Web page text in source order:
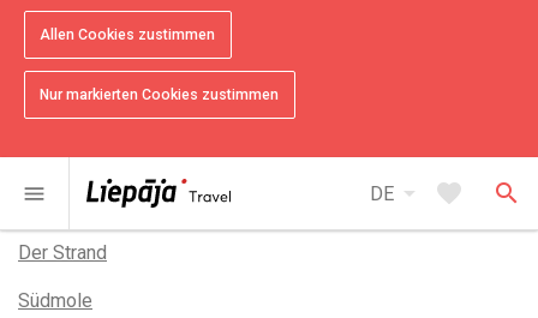
Allen Cookies zustimmen
Nur markierten Cookies zustimmen
menu DE arrow_drop_down favorite search
1 von 9
2 von 9
3 von 9
4 von 9
5 von 9
6 von 9
7 von 9
8 von 9
9 von 9
In der Nähe
Der Strand
Südmole